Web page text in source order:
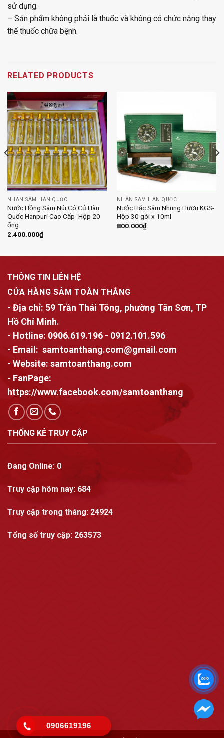
sử dụng.
– Sản phẩm không phải là thuốc và không có chức năng thay
thế thuốc chữa bệnh.
RELATED PRODUCTS
NHÂN SÂM HÀN QUỐC
Nước Hồng Sâm Núi Có Củ Hàn
Quốc Hanpuri Cao Cấp- Hộp 20
ống
2.400.000₫
NHÂN SÂM HÀN QUỐC
Nước Hắc Sâm Nhung Hươu KGS-
Hộp 30 gói x 10ml
800.000₫
THÔNG TIN LIÊN HỆ
CỬA HÀNG SÂM TOÀN THẮNG
- Địa chỉ: 59 Trần Thái Tông, phường Tân Sơn, TP
Hồ Chí Minh.
- Hotline: 0906.619.196 - 0912.101.596
- Email: samtoanthang.com@gmail.com
- Website: samtoanthang.com
- FanPage:
https://www.facebook.com/samtoanthang
THỐNG KÊ TRUY CẬP
Đang Online: 0
Truy cập hôm nay: 684
Truy cập trong tháng: 24924
Tổng số truy cập: 263573
0906619196